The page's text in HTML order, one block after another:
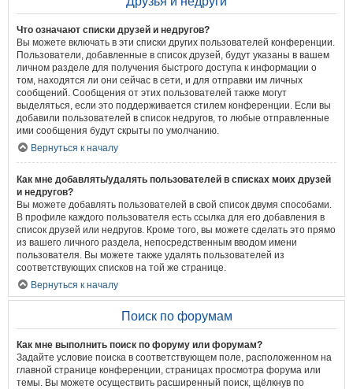
Что означают списки друзей и недругов?
Вы можете включать в эти списки других пользователей конференции.
Пользователи, добавленные в список друзей, будут указаны в вашем
личном разделе для получения быстрого доступа к информации о
том, находятся ли они сейчас в сети, и для отправки им личных
сообщений. Сообщения от этих пользователей также могут
выделяться, если это поддерживается стилем конференции. Если вы
добавили пользователей в список недругов, то любые отправленные
ими сообщения будут скрыты по умолчанию.
Вернуться к началу
Как мне добавлять/удалять пользователей в списках моих друзей
и недругов?
Вы можете добавлять пользователей в свой список двумя способами.
В профиле каждого пользователя есть ссылка для его добавления в
список друзей или недругов. Кроме того, вы можете сделать это прямо
из вашего личного раздела, непосредственным вводом имени
пользователя. Вы можете также удалять пользователей из
соответствующих списков на той же странице.
Вернуться к началу
Поиск по форумам
Как мне выполнить поиск по форуму или форумам?
Задайте условие поиска в соответствующем поле, расположенном на
главной странице конференции, страницах просмотра форума или
темы. Вы можете осуществить расширенный поиск, щёлкнув по